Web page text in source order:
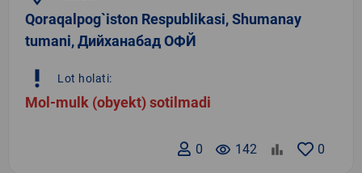
Qoraqalpog`iston Respublikasi, Shumanay
tumani, Дийханабад ОФЙ
priority_high Lot holati:
Mol-mulk (obyekt) sotilmadi
0
remove_red_eye 142
0